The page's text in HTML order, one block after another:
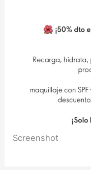
Screenshot